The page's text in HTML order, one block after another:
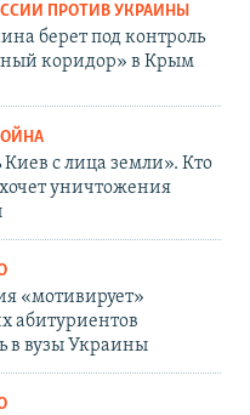
ПРОТИВ УКРАИНЫ
берет под контроль
коридор» в Крым
Киев с лица земли». Кто
уничтожения
«мотивирует»
абитуриентов
в вузы Украины